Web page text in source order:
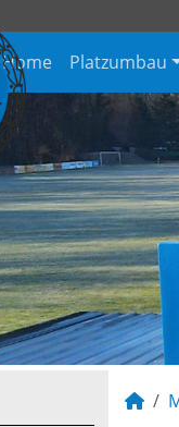
Home Platzumbau